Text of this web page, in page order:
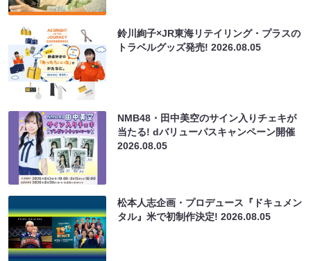
鈴川絢子×JR東海リテイリング・プラスの
トラベルグッズ発売!2026.08.05
NMB48・田中美空のサイン入りチェキが
当たる! dバリューパスキャンペーン開催
2026.08.05
松本人志企画・プロデュース『ドキュメン
タル』米で初制作決定!2026.08.05